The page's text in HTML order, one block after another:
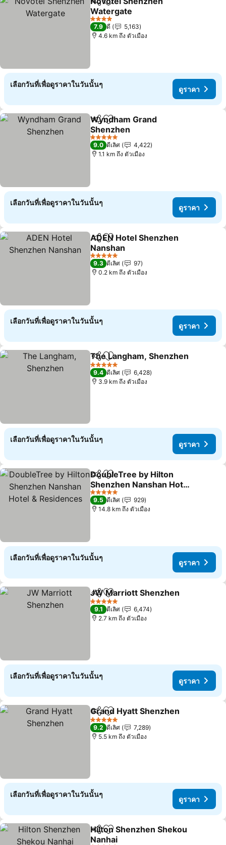
แชร์ เพิ่มในรายการโปรด
Watergate
ดูราคา
4 ดาว
7.9 ดี
5,163
4.6 km ถึง ตัวเมือง
เลือกวันที่เพื่อดูราคาในวันนั้นๆ
ดูราคา
แชร์ เพิ่มในรายการโปรด
Wyndham Grand
Shenzhen
ดูราคา
5 ดาว
9.0 ดีเลิศ
4,422
1.1 km ถึง ตัวเมือง
เลือกวันที่เพื่อดูราคาในวันนั้นๆ
ดูราคา
แชร์ เพิ่มในรายการโปรด
ADEN Hotel Shenzhen
Nanshan
ดูราคา
5 ดาว
9.3 ดีเลิศ
97
0.2 km ถึง ตัวเมือง
เลือกวันที่เพื่อดูราคาในวันนั้นๆ
ดูราคา
แชร์ เพิ่มในรายการโปรด
The Langham, Shenzhen
5 ดาว
9.4 ดีเลิศ
6,428
3.9 km ถึง ตัวเมือง
เลือกวันที่เพื่อดูราคาในวันนั้นๆ
ดูราคา
แชร์ เพิ่มในรายการโปรด
DoubleTree by Hilton
Shenzhen Nanshan Hotel
& Residences
ดูราคา
5 ดาว
9.5 ดีเลิศ
929
14.8 km ถึง ตัวเมือง
เลือกวันที่เพื่อดูราคาในวันนั้นๆ
ดูราคา
แชร์ เพิ่มในรายการโปรด
JW Marriott Shenzhen
5 ดาว
9.1 ดีเลิศ
6,474
2.7 km ถึง ตัวเมือง
เลือกวันที่เพื่อดูราคาในวันนั้นๆ
ดูราคา
แชร์ เพิ่มในรายการโปรด
Grand Hyatt Shenzhen
5 ดาว
9.2 ดีเลิศ
7,289
5.5 km ถึง ตัวเมือง
เลือกวันที่เพื่อดูราคาในวันนั้นๆ
ดูราคา
แชร์ เพิ่มในรายการโปรด
Hilton Shenzhen Shekou
Nanhai